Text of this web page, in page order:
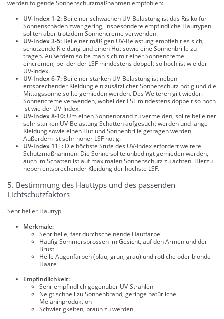
werden folgende Sonnenschutzmaßnahmen empfohlen:
UV-Index 1-2: Bei einer schwachen UV-Belastung ist das Risiko für
Sonnenschäden zwar gering, insbesondere empfindliche Hauttypen
sollten aber trotzdem Sonnencreme verwenden.
UV-Index 3-5: Bei einer mäßigen UV-Belastung empfiehlt es sich,
schützende Kleidung und einen Hut sowie eine Sonnenbrille zu
tragen. Außerdem sollte man sich mit einer Sonnencreme
eincremen, bei der der LSF mindestens doppelt so hoch ist wie der
UV-Index.
UV-Index 6-7: Bei einer starken UV-Belastung ist neben
entsprechender Kleidung ein zusätzlicher Sonnenschutz nötig und die
Mittagssonne sollte gemieden werden. Des Weiteren gilt wieder:
Sonnencreme verwenden, wobei der LSF mindestens doppelt so hoch
ist wie der UV-Index.
UV-Index 8-10: Um einen Sonnenbrand zu vermeiden, sollte bei einer
sehr starken UV-Belastung Schatten aufgesucht werden und lange
Kleidung sowie einen Hut und Sonnenbrille getragen werden.
Außerdem ist sehr hoher LSF nötig.
UV-Index 11+: Die höchste Stufe des UV-Index erfordert weitere
Schutzmaßnahmen. Die Sonne sollte unbedingt gemieden werden,
auch im Schatten ist auf maximalen Sonnenschutz zu achten. Hierzu
neben entsprechender Kleidung der höchste LSF.
5. Bestimmung des Hauttyps und des passenden
Lichtschutzfaktors
Sehr heller Hauttyp
Merkmale:
Sehr helle, fast durchscheinende Hautfarbe
Häufig Sommersprossen im Gesicht, auf den Armen und der
Brust
Helle Augenfarben (blau, grün, grau) und rötliche oder blonde
Haare
Empfindlichkeit:
Sehr empfindlich gegenüber UV-Strahlen
Neigt schnell zu Sonnenbrand, geringe natürliche
Melaninproduktion
Schwierigkeiten, braun zu werden